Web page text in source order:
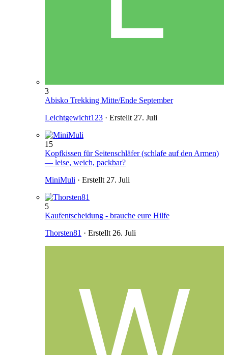
3
Abisko Trekking Mitte/Ende September
Leichtgewicht123 · Erstellt 27. Juli
15
Kopfkissen für Seitenschläfer (schlafe auf den Armen)
— leise, weich, packbar?
MiniMuli · Erstellt 27. Juli
5
Kaufentscheidung - brauche eure Hilfe
Thorsten81 · Erstellt 26. Juli